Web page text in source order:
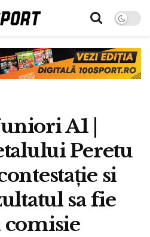
A1 |
Peretu
si
sa fie
comisie